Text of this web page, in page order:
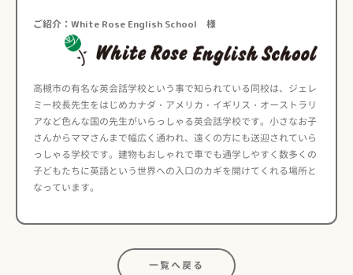
ご紹介：White Rose English School 様
高槻市の有名な英会話学校という事で知られている同校は、ジェレ
ミー校長先生をはじめカナダ・アメリカ・イギリス・オーストラリ
アなど色んな国の先生がいらっしゃる英会話学校です。小さなお子
さんからママさんまで幅広く通われ、遠くの方にも送迎されていら
っしゃる学校です。建物もおしゃれで車でも通学しやすく数多くの
子どもたちに英語という世界への入口のカギを開けてくれる場所と
なっています。
一覧へ戻る